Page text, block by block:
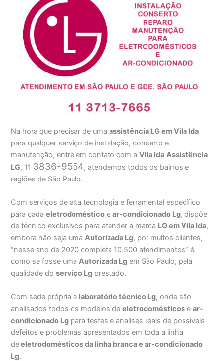
Na hora que precisar de umaassistência LG em Vila Ida
para qualquer serviço de instalação, conserto e
manutenção, entre em contato com aVila Ida Assistência
LG, 11 3836-9554, atendemos todos os bairros e
regiões de São Paulo.
Com serviços de alta tecnologia e ferramental específico
para cadaeletrodoméstico ear-condicionado Lg, dispõe
de técnico exclusivos para atender a marca LG em Vila Ida,
embora não seja umaAutorizada Lg, por muitos clientes,
“nesse ano de 2020 completa 10.500 atendimentos” é
como se fosse umaAutorizada Lg em São Paulo, pela
qualidade doserviço Lg prestado.
Com sede própria e laboratório técnico Lg, onde são
analisados todos os modelos deeletrodomésticos ear-
condicionado Lg para testes e analises reais de possíveis
defeitos e problemas apresentados em toda a linha
deeletrodomésticos da linha branca e ar-condicionado
Lg.